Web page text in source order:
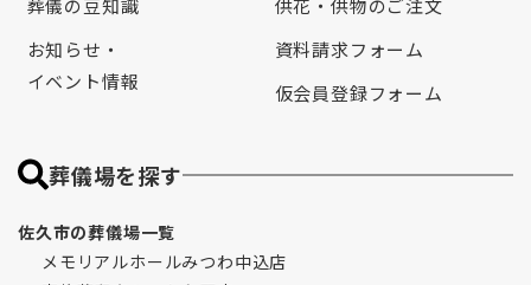
お知らせ・
イベント情報
資料請求フォーム
仮会員登録フォーム
葬儀場を探す
佐久市の葬儀場一覧
メモリアルホールみつわ中込店